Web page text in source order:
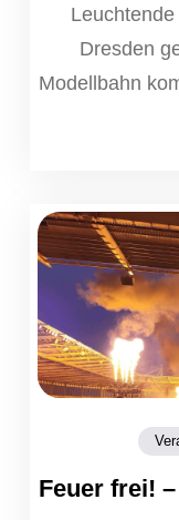
Dresden
Modellbahn
Feuer frei!